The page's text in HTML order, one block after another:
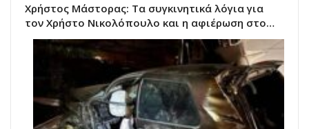
Χρήστος Μάστορας: Τα συγκινητικά λόγια για
τον Χρήστο Νικολόπουλο και η αφιέρωση στο…